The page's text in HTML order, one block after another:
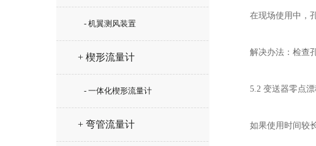
- 机翼测风装置
+ 楔形流量计
- 一体化楔形流量计
+ 弯管流量计
在现场使用中，孔
解决办法：检查孔
5.2 变送器零点漂
如果使用时间较长